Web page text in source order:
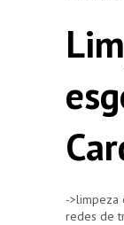
->limpeza
redes de